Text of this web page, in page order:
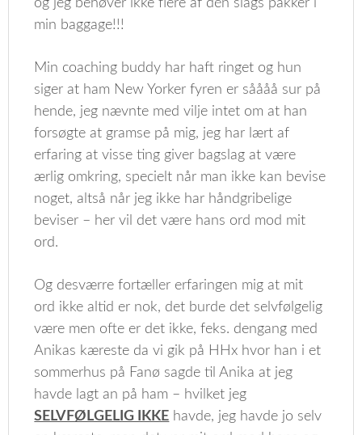
og jeg behøver ikke flere af dén slags pakker i
min baggage!!!
Min coaching buddy har haft ringet og hun
siger at ham New Yorker fyren er såååå sur på
hende, jeg nævnte med vilje intet om at han
forsøgte at gramse på mig, jeg har lært af
erfaring at visse ting giver bagslag at være
ærlig omkring, specielt når man ikke kan bevise
noget, altså når jeg ikke har håndgribelige
beviser – her vil det være hans ord mod mit
ord.
Og desværre fortæller erfaringen mig at mit
ord ikke altid er nok, det burde det selvfølgelig
være men ofte er det ikke, feks. dengang med
Anikas kæreste da vi gik på HHx hvor han i et
sommerhus på Fanø sagde til Anika at jeg
havde lagt an på ham – hvilket jeg
SELVFØLGELIG IKKE havde, jeg havde jo selv